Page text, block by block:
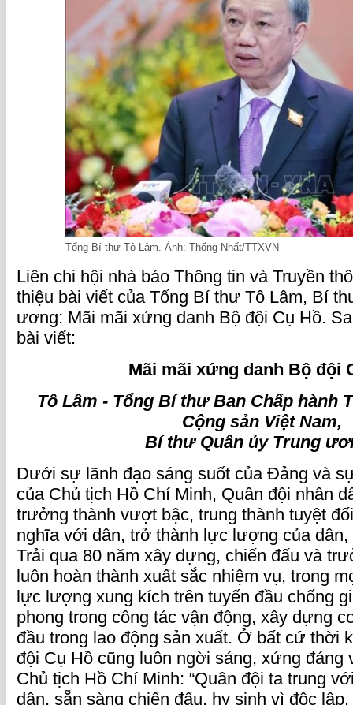
Tổng Bí thư Tô Lâm. Ảnh: Thống Nhất/TTXVN
Liên chi hội nhà báo Thông tin và Truyền
thiệu bài viết của Tổng Bí thư Tô Lâm, Bí
ương: Mãi mãi xứng danh Bộ đội Cụ Hồ.
bài viết:
Mãi mãi xứng danh Bộ đội
Tô Lâm - Tổng Bí thư Ban Chấp hành
Cộng sản Việt Nam,
Bí thư Quân ủy Trung
Dưới sự lãnh đạo sáng suốt của Đảng và
của Chủ tịch Hồ Chí Minh, Quân đội nhân
trưởng thành vượt bậc, trung thành tuyệt
nghĩa với dân, trở thành lực lượng của dân,
Trải qua 80 năm xây dựng, chiến đấu và
luôn hoàn thành xuất sắc nhiệm vụ, trong
lực lượng xung kích trên tuyến đầu chống
phong trong công tác vận động, xây dựng
đầu trong lao động sản xuất. Ở bất cứ thời
đội Cụ Hồ cũng luôn ngời sáng, xứng đáng
Chủ tịch Hồ Chí Minh: “Quân đội ta trung
dân, sẵn sàng chiến đấu, hy sinh vì độc